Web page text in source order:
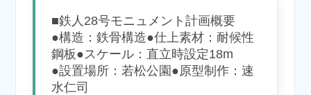
■鉄人28号モニュメント計画概要
●構造：鉄骨構造●仕上素材：耐候性
鋼板●スケール：直立時設定18m
●設置場所：若松公園●原型制作：速
水仁司